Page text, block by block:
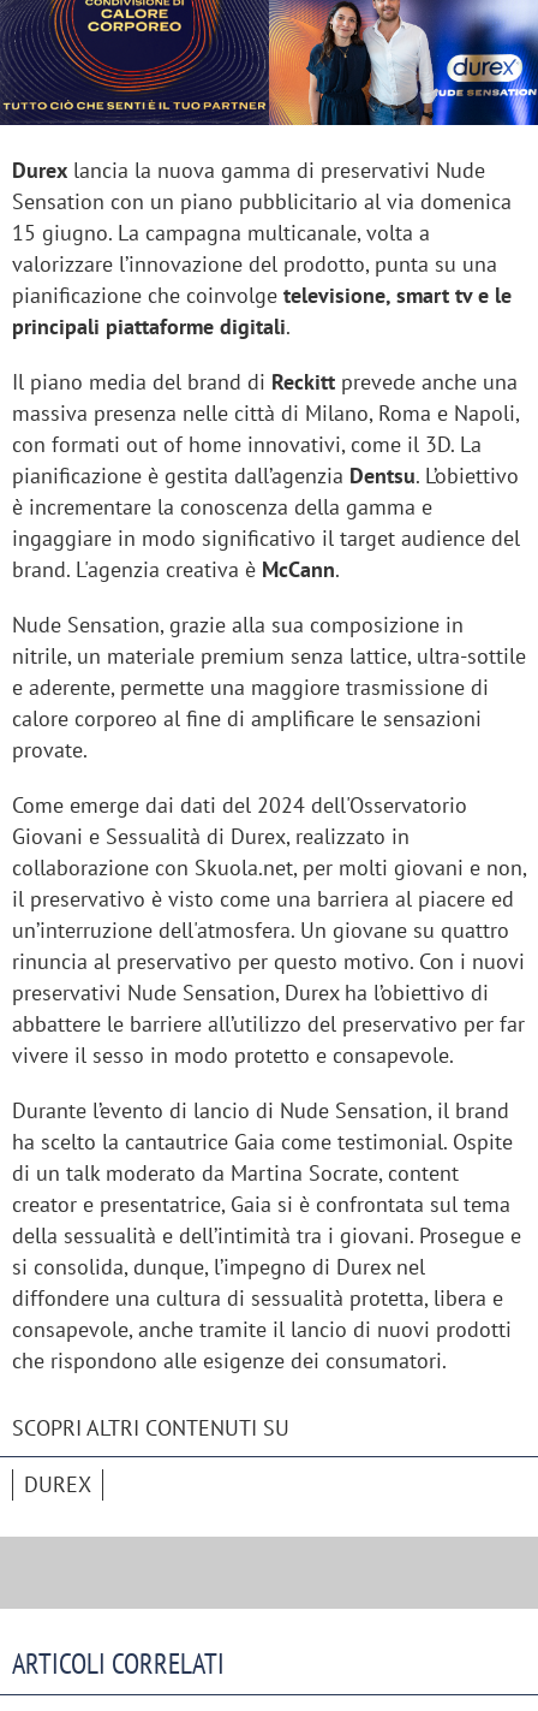
Durex lancia la nuova gamma di preservativi Nude
Sensation con un piano pubblicitario al via domenica
15 giugno. La campagna multicanale, volta a
valorizzare l’innovazione del prodotto, punta su una
pianificazione che coinvolge televisione, smart tv e le
principali piattaforme digitali.
Il piano media del brand di Reckitt prevede anche una
massiva presenza nelle città di Milano, Roma e Napoli,
con formati out of home innovativi, come il 3D. La
pianificazione è gestita dall’agenzia Dentsu. L’obiettivo
è incrementare la conoscenza della gamma e
ingaggiare in modo significativo il target audience del
brand. L'agenzia creativa è McCann.
Nude Sensation, grazie alla sua composizione in
nitrile, un materiale premium senza lattice, ultra-sottile
e aderente, permette una maggiore trasmissione di
calore corporeo al fine di amplificare le sensazioni
provate.
Come emerge dai dati del 2024 dell'Osservatorio
Giovani e Sessualità di Durex, realizzato in
collaborazione con Skuola.net, per molti giovani e non,
il preservativo è visto come una barriera al piacere ed
un’interruzione dell'atmosfera. Un giovane su quattro
rinuncia al preservativo per questo motivo. Con i nuovi
preservativi Nude Sensation, Durex ha l’obiettivo di
abbattere le barriere all’utilizzo del preservativo per far
vivere il sesso in modo protetto e consapevole.
Durante l’evento di lancio di Nude Sensation, il brand
ha scelto la cantautrice Gaia come testimonial. Ospite
di un talk moderato da Martina Socrate, content
creator e presentatrice, Gaia si è confrontata sul tema
della sessualità e dell’intimità tra i giovani. Prosegue e
si consolida, dunque, l’impegno di Durex nel
diffondere una cultura di sessualità protetta, libera e
consapevole, anche tramite il lancio di nuovi prodotti
che rispondono alle esigenze dei consumatori.
SCOPRI ALTRI CONTENUTI SU
DUREX
ARTICOLI CORRELATI